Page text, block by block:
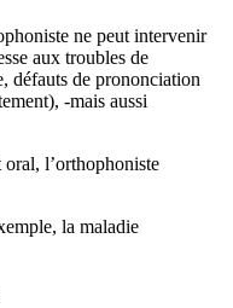
ne peut intervenir
aux troubles de
défauts de prononciation
-mais aussi
l’orthophoniste
la maladie